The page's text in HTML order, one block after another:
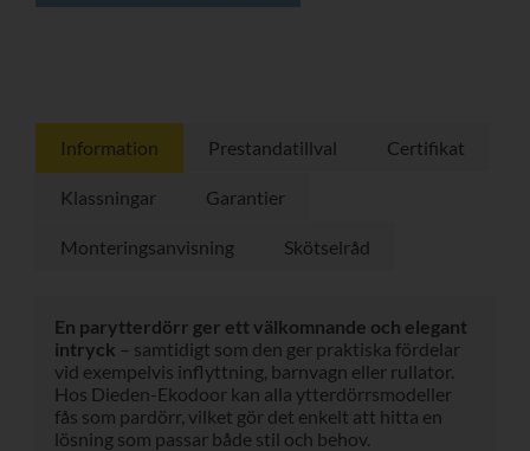
Information Prestandatillval Certifikat
Klassningar Garantier
Monteringsanvisning Skötselråd
En parytterdörr ger ett välkomnande och elegant
intryck – samtidigt som den ger praktiska fördelar
vid exempelvis inflyttning, barnvagn eller rullator.
Hos Dieden-Ekodoor kan alla ytterdörrsmodeller
fås som pardörr, vilket gör det enkelt att hitta en
lösning som passar både stil och behov.